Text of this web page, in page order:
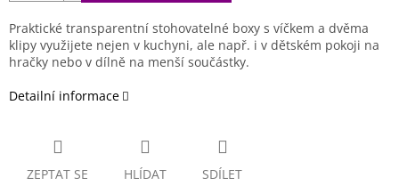
Praktické transparentní stohovatelné boxy s víčkem a dvěma
klipy využijete nejen v kuchyni, ale např. i v dětském pokoji na
hračky nebo v dílně na menší součástky.
Detailní informace
ZEPTAT SE HLÍDAT SDÍLET